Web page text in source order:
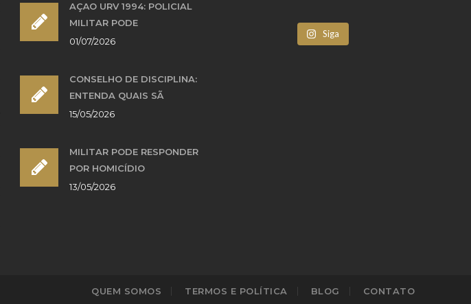
AÇÃO URV 1994: POLICIAL
MILITAR PODE
01/07/2026
CONSELHO DE DISCIPLINA:
ENTENDA QUAIS SÃ
15/05/2026
MILITAR PODE RESPONDER
POR HOMICÍDIO
13/05/2026
Siga
QUEM SOMOS TERMOS E POLÍTICA BLOG CONTATO